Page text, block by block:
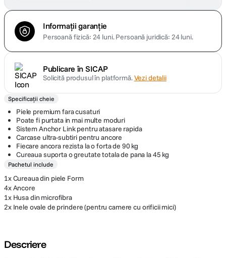
Informații garanție
Persoană fizică: 24 luni.Persoană juridică: 24 luni.
Publicare în SICAP
Solicită produsul în platformă.Vezi detalii
Specificații cheie
Piele premium fara cusaturi
Poate fi purtata in mai multe moduri
Sistem Anchor Link pentru atasare rapida
Carcase ultra-subtiri pentru ancore
Fiecare ancora rezista la o forta de 90 kg
Cureaua suporta o greutate totala de pana la 45 kg
Pachetul include
1x Cureaua din piele Form
4x Ancore
1x Husa din microfibra
2x Inele ovale de prindere (pentru camere cu orificii mici)
Descriere